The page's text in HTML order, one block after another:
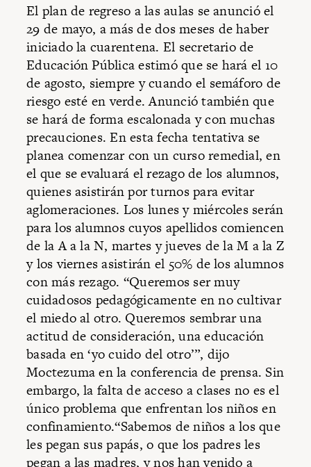
El plan de regreso a las aulas se anunció el
29 de mayo, a más de dos meses de haber
iniciado la cuarentena. El secretario de
Educación Pública estimó que se hará el 10
de agosto, siempre y cuando el semáforo de
riesgo esté en verde. Anunció también que
se hará de forma escalonada y con muchas
precauciones. En esta fecha tentativa se
planea comenzar con un curso remedial, en
el que se evaluará el rezago de los alumnos,
quienes asistirán por turnos para evitar
aglomeraciones. Los lunes y miércoles serán
para los alumnos cuyos apellidos comiencen
de la A a la N, martes y jueves de la M a la Z
y los viernes asistirán el 50% de los alumnos
con más rezago. “Queremos ser muy
cuidadosos pedagógicamente en no cultivar
el miedo al otro. Queremos sembrar una
actitud de consideración, una educación
basada en ‘yo cuido del otro’”, dijo
Moctezuma en la conferencia de prensa. Sin
embargo, la falta de acceso a clases no es el
único problema que enfrentan los niños en
confinamiento.“Sabemos de niños a los que
les pegan sus papás, o que los padres les
pegan a las madres, y nos han venido a